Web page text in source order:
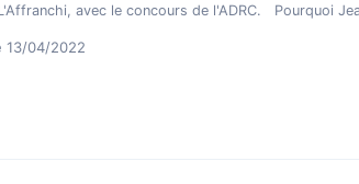
avec le concours de l'ADRC. Pourquoi
13/04/2022